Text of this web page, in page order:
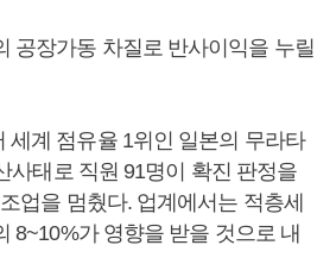
공장가동 차질로 반사이익을 누릴
세계 점유율 1위인 일본의 무라타
사태로 직원 91명이 확진 판정을
업을 멈췄다. 업계에서는 적층세
8~10%가 영향을 받을 것으로 내